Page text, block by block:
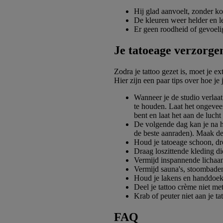
Hij glad aanvoelt, zonder
De kleuren weer helder en
Er geen roodheid of
Je tatoeage
Zodra je tattoo gezet is, moet je
Hier zijn een paar tips over hoe
Wanneer je de studio
te houden. Laat het
bent en laat het aan de
De volgende dag kan je na
de beste aanraden). Maak
Houd je tatoeage schoon,
Draag loszittende kleding
Vermijd inspannende
Vermijd sauna's,
Houd je lakens en
Deel je tattoo crème niet
Krab of peuter niet aan je
FAQ